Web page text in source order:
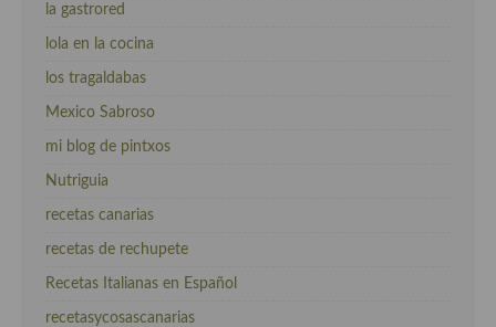
la gastrored
lola en la cocina
los tragaldabas
Mexico Sabroso
mi blog de pintxos
Nutriguia
recetas canarias
recetas de rechupete
Recetas Italianas en Español
recetasycosascanarias